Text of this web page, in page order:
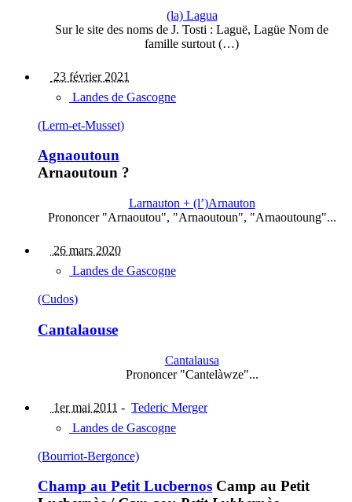
(la) Lagua
Sur le site des noms de J. Tosti : Laguë, Lagüe Nom de
famille surtout (…)
23 février 2021
Landes de Gascogne
(Lerm-et-Musset)
Agnaoutoun
Arnaoutoun ?
Larnauton + (l’)Arnauton
Prononcer "Arnaoutou", "Arnaoutoun", "Arnaoutoung"...
26 mars 2020
Landes de Gascogne
(Cudos)
Cantalaouse
Cantalausa
Prononcer "Cantelàwze"...
1er mai 2011 - Tederic Merger
Landes de Gascogne
(Bourriot-Bergonce)
Champ au Petit Lucbernos Camp au Petit